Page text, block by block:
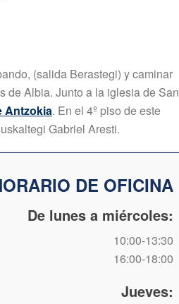
(salida Berastegi) y caminar
de Albia. Junto a la iglesia de San
Antzokia. En el 4º piso de este
Gabriel Aresti.
DE OFICINA
De lunes a miércoles:
10:00-13:30
16:00-18:00
Jueves: